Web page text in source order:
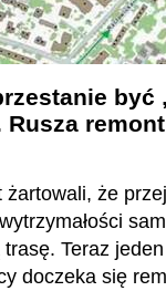
Rusza
żartowali, że
trasę. Teraz
doczeka się